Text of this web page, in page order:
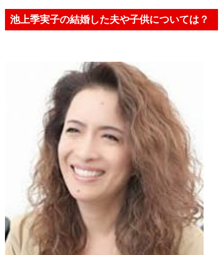
池上季実子の結婚した夫や子供については？